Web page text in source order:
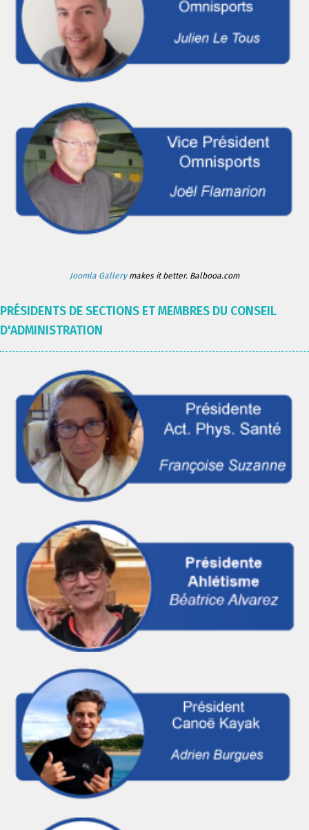
Joomla Gallerymakes it better. Balbooa.com
PRÉSIDENTS DE SECTIONS ET MEMBRES DU CONSEIL
D'ADMINISTRATION